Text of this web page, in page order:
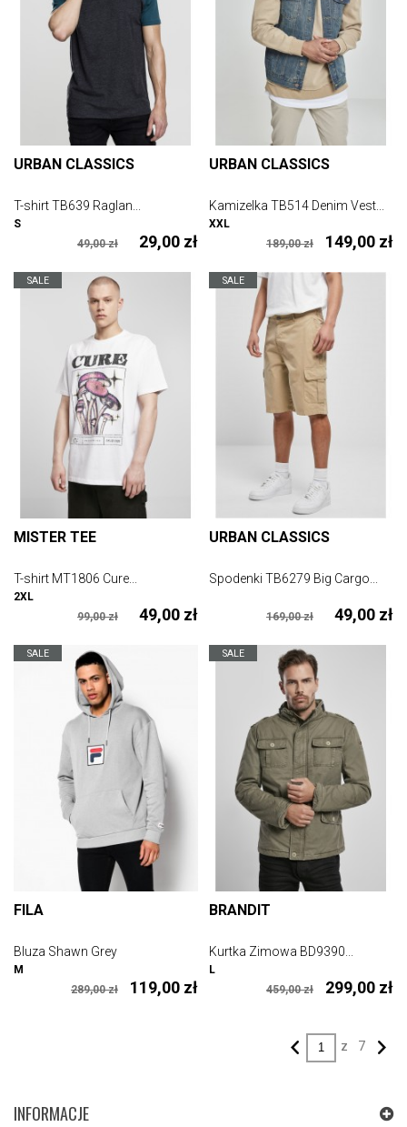
URBAN CLASSICS
T-shirt TB639 Raglan...
29,00 zł
49,00 zł
S
URBAN CLASSICS
Kamizelka TB514 Denim Vest...
149,00 zł
189,00 zł
XXL
SALE
MISTER TEE
T-shirt MT1806 Cure...
49,00 zł
99,00 zł
2XL
SALE
URBAN CLASSICS
Spodenki TB6279 Big Cargo...
49,00 zł
169,00 zł
SALE
FILA
Bluza Shawn Grey
119,00 zł
289,00 zł
M
SALE
BRANDIT
Kurtka Zimowa BD9390...
299,00 zł
459,00 zł
L
z 7
INFORMACJE